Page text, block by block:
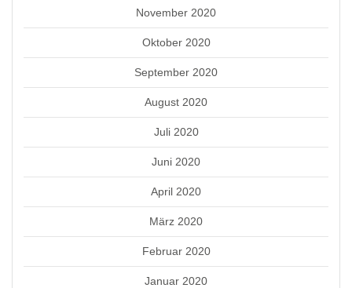
November 2020
Oktober 2020
September 2020
August 2020
Juli 2020
Juni 2020
April 2020
März 2020
Februar 2020
Januar 2020